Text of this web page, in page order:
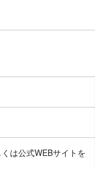
は公式WEBサイトを